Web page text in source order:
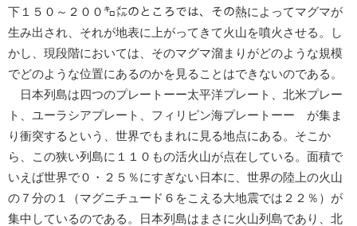
下１５０～２００㌔㍍のところでは、その熱によってマグマが
生み出され、それが地表に上がってきて火山を噴火させる。し
かし、現段階においては、そのマグマ溜まりがどのような規模
でどのような位置にあるのかを見ることはできないのである。
日本列島は四つのプレートーー太平洋プレート、北米プレー
ト、ユーラシアプレート、フィリピン海プレートーー が集ま
り衝突するという、世界でもまれに見る地点にある。そこか
ら、この狭い列島に１１０もの活火山が点在している。面積で
いえば世界で０・２５％にすぎない日本に、世界の陸上の火山
の７分の１（マグニチュード６をこえる大地震では２２％）が
集中しているのである。日本列島はまさに火山列島であり、北